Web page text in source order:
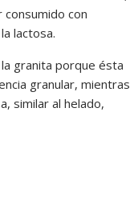
con
lactosa.
granita porque ésta
granular, mientras
similar al helado,